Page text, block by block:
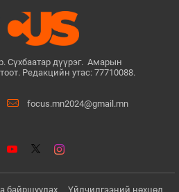
Сүхбаатар дүүрэг. Амарын
Редакцийн утас: 77710088.
focus.mn2024@gmail.mn
байршуулах Үйлчилгээний нөхцөл